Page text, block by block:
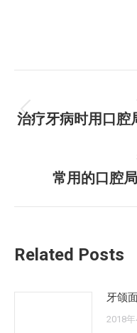
章
治疗牙病时用口腔
常用的口腔
Related Posts
牙颌
2018年